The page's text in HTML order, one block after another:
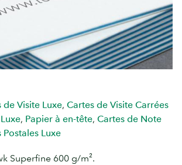
de Visite Luxe, Cartes de Visite Carrées
, Papier à en-tête, Cartes de Note
Postales Luxe
Superfine 600 g/m².